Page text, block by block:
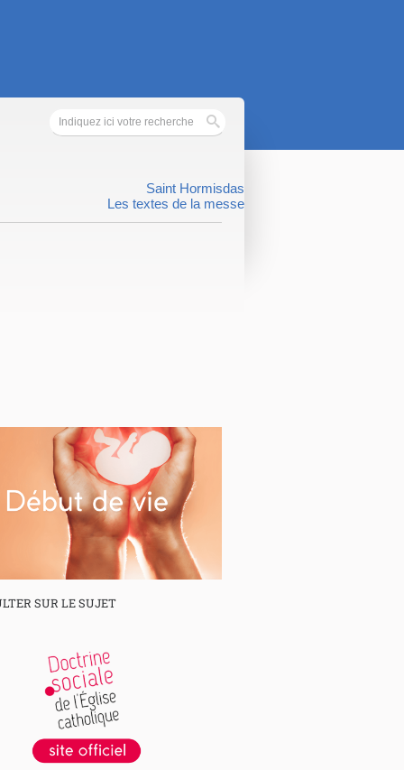
Saint Hormisdas
Les textes de la messe
SUR LE SUJET